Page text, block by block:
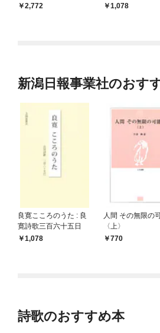
2,772
1,078
新潟日報事業社のおす
良寛こころのうた : 良
寛詩歌三百六十五日
1,078
人間 その無限の
〈上〉
770
詩歌のおすすめ本